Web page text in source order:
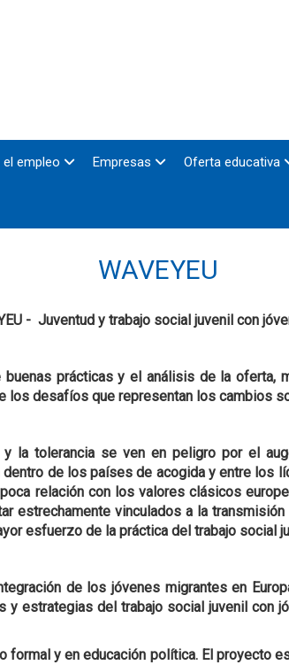
empleo Empresas Oferta educativa
WAVEYEU
- Juventud y trabajo social juvenil con
buenas prácticas y el análisis de la
los desafíos que representan los cambios
la tolerancia se ven en peligro por el
de los países de acogida y entre
relación con los valores clásicos
estrechamente vinculados a la
esfuerzo de la práctica del trabajo social
de los jóvenes migrantes en
estrategias del trabajo social juvenil con
y en educación política. El proyecto